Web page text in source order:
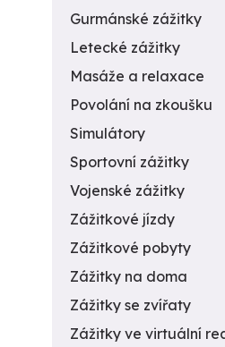
Gurmánské zážitky
Letecké zážitky
Masáže a relaxace
Povolání na zkoušku
Simulátory
Sportovní zážitky
Vojenské zážitky
Zážitkové jízdy
Zážitkové pobyty
Zážitky na doma
Zážitky se zvířaty
Zážitky ve virtuální